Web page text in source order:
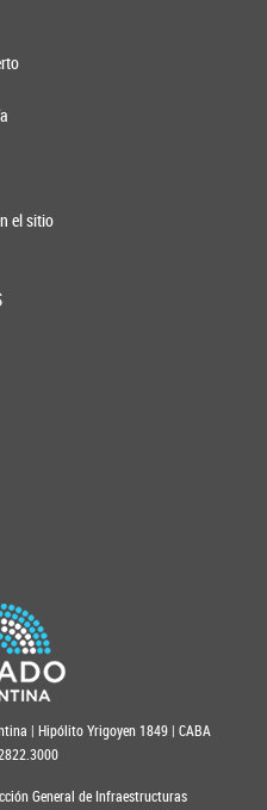
el sitio
| Hipólito Yrigoyen 1849 | CABA
General de Infraestructuras